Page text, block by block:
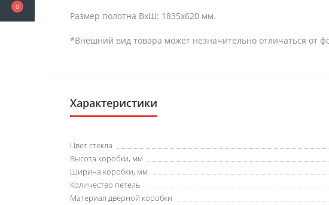
0
Размер полотна ВхШ: 1835х620 мм.
*Внешний вид товара может незначительно отличаться от
Характеристики
Цвет стекла
Высота коробки, мм
Ширина коробки, мм
Количество петель
Материал дверной коробки